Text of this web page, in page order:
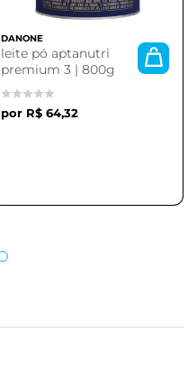
DANONE
leite pó aptanutri
premium 3 | 800g
R$ 64,32